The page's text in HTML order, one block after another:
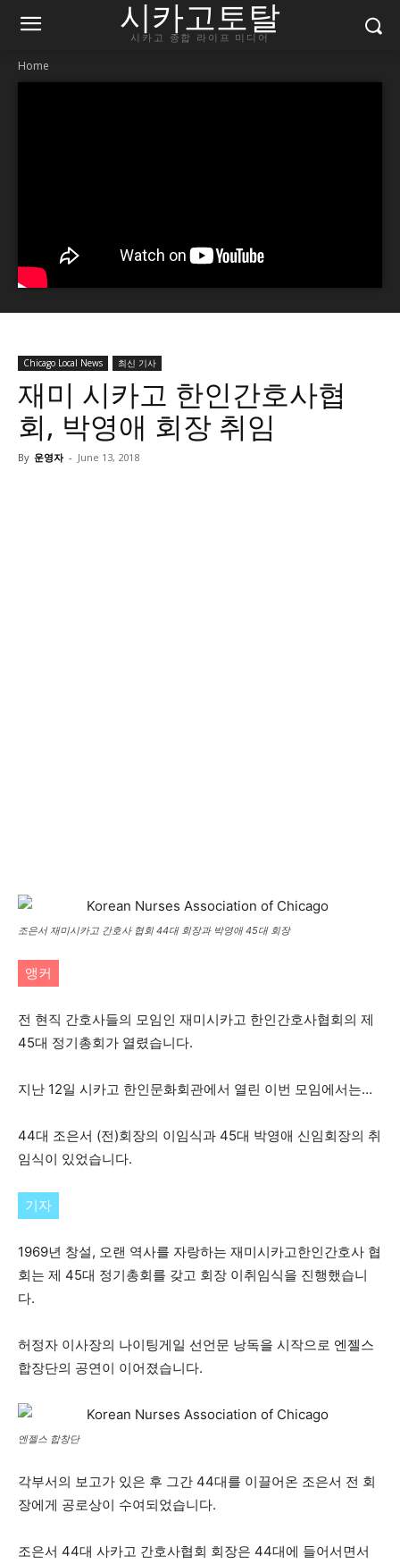
시카고토탈
시카고 종합 라이프 미디어
Home
Chicago Local News 최신 기사
재미 시카고 한인간호사협
회, 박영애 회장 취임
By 운영자 - June 13, 2018
조은서 재미시카고 간호사 협회 44대 회장과 박영애 45대 회장
앵커
전 현직 간호사들의 모임인 재미시카고 한인간호사협회의 제
45대 정기총회가 열렸습니다.
지난 12일 시카고 한인문화회관에서 열린 이번 모임에서는…
44대 조은서 (전)회장의 이임식과 45대 박영애 신임회장의 취
임식이 있었습니다.
기자
1969년 창설, 오랜 역사를 자랑하는 재미시카고한인간호사 협
회는 제 45대 정기총회를 갖고 회장 이취임식을 진행했습니
다.
허정자 이사장의 나이팅게일 선언문 낭독을 시작으로 엔젤스
합장단의 공연이 이어졌습니다.
엔젤스 합창단
각부서의 보고가 있은 후 그간 44대를 이끌어온 조은서 전 회
장에게 공로상이 수여되었습니다.
조은서 44대 사카고 간호사협회 회장은 44대에 들어서면서